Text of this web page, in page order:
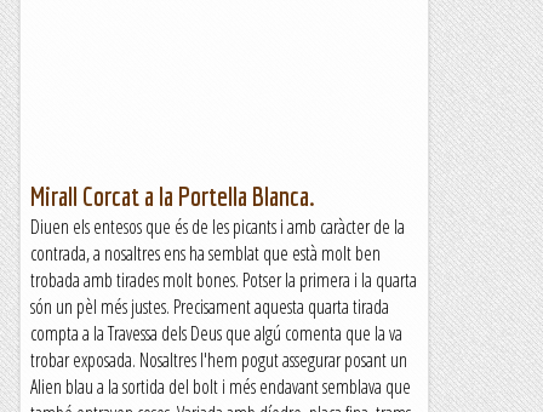
Mirall Corcat a la Portella Blanca.
Diuen els entesos que és de les picants i amb caràcter de la
contrada, a nosaltres ens ha semblat que està molt ben
trobada amb tirades molt bones. Potser la primera i la quarta
són un pèl més justes. Precisament aquesta quarta tirada
compta a la Travessa dels Deus que algú comenta que la va
trobar exposada. Nosaltres l'hem pogut assegurar posant un
Alien blau a la sortida del bolt i més endavant semblava que